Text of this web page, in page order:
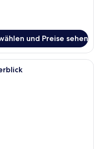
und Preise sehen
mit Bett,